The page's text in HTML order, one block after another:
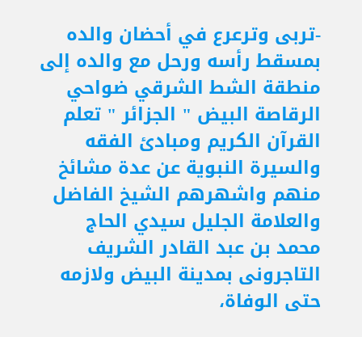
-تربى وترعرع في أحضان والده
بمسقط رأسه ورحل مع والده إلى
منطقة الشط الشرقي ضواحي
الرقاصة البيض " الجزائر " تعلم
القرآن الكريم ومبادئ الفقه
والسيرة النبوية عن عدة مشائخ
منهم واشهرهم الشيخ الفاضل
والعلامة الجليل سيدي الحاج
محمد بن عبد القادر الشريف
التاجرونى بمدينة البيض ولازمه
حتى الوفاة،